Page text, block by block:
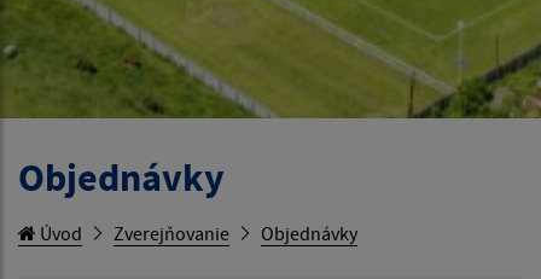
Objednávky
Úvod Zverejňovanie Objednávky